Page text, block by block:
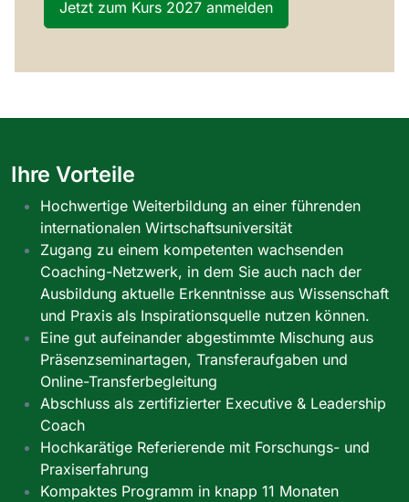
Jetzt zum Kurs 2027 anmelden
Ihre Vorteile
Hochwertige Weiterbildung an einer führenden
internationalen Wirtschaftsuniversität
Zugang zu einem kompetenten wachsenden
Coaching-Netzwerk, in dem Sie auch nach der
Ausbildung aktuelle Erkenntnisse aus Wissenschaft
und Praxis als Inspirationsquelle nutzen können.
Eine gut aufeinander abgestimmte Mischung aus
Präsenzseminartagen, Transferaufgaben und
Online-Transferbegleitung
Abschluss als zertifizierter Executive & Leadership
Coach
Hochkarätige Referierende mit Forschungs- und
Praxiserfahrung
Kompaktes Programm in knapp 11 Monaten